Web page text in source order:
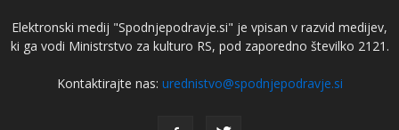
Elektronski medij "Spodnjepodravje.si" je vpisan v razvid medijev,
ki ga vodi Ministrstvo za kulturo RS, pod zaporedno številko 2121.
Kontaktirajte nas: urednistvo@spodnjepodravje.si